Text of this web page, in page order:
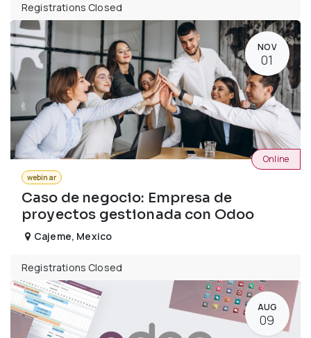
Registrations Closed
NOV
01
webinar
Caso de negocio: Empresa de
proyectos gestionada con Odoo
Online
Cajeme, Mexico
Registrations Closed
AUG
09